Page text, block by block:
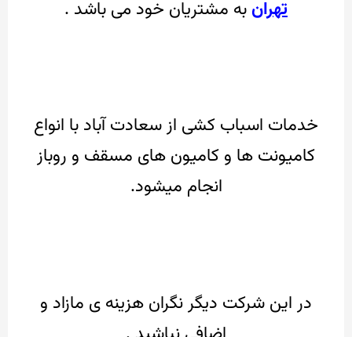
تهران به مشتریان خود می باشد .
خدمات اسباب کشی از سعادت آباد با انواع
کامیونت ها و کامیون های مسقف و روباز
انجام میشود.
در این شرکت دیگر نگران هزینه ی مازاد و